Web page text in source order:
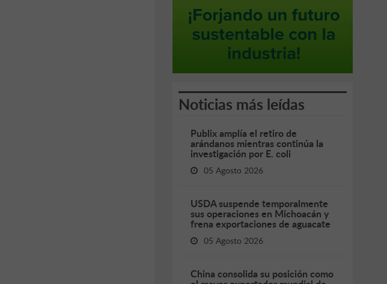
Noticias más leídas
Publix amplía el retiro de
arándanos mientras continúa la
investigación por E. coli
05 Agosto 2026
USDA suspende temporalmente
sus operaciones en Michoacán y
frena exportaciones de aguacate
05 Agosto 2026
China consolida su posición como